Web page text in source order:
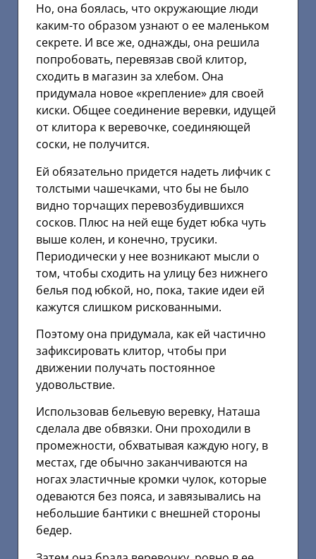
Но, она боялась, что окружающие люди
каким-то образом узнают о ее маленьком
секрете. И все же, однажды, она решила
попробовать, перевязав свой клитор,
сходить в магазин за хлебом. Она
придумала новое «крепление» для своей
киски. Общее соединение веревки, идущей
от клитора к веревочке, соединяющей
соски, не получится.
Ей обязательно придется надеть лифчик с
толстыми чашечками, что бы не было
видно торчащих перевозбудившихся
сосков. Плюс на ней еще будет юбка чуть
выше колен, и конечно, трусики.
Периодически у нее возникают мысли о
том, чтобы сходить на улицу без нижнего
белья под юбкой, но, пока, такие идеи ей
кажутся слишком рискованными.
Поэтому она придумала, как ей частично
зафиксировать клитор, чтобы при
движении получать постоянное
удовольствие.
Использовав бельевую веревку, Наташа
сделала две обвязки. Они проходили в
промежности, обхватывая каждую ногу, в
местах, где обычно заканчиваются на
ногах эластичные кромки чулок, которые
одеваются без пояса, и завязывались на
небольшие бантики с внешней стороны
бедер.